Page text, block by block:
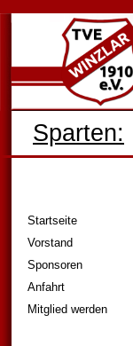
Sparten:
Startseite
Vorstand
Sponsoren
Anfahrt
Mitglied werden